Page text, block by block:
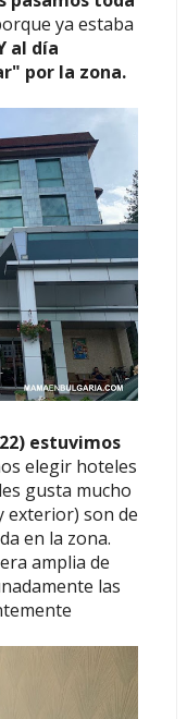
ya estaba
al día
por la zona.
estuvimos
elegir hoteles
gusta mucho
exterior) son de
en la zona.
amplia de
las